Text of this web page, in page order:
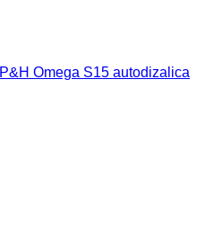
P&H Omega S15 autodizalica